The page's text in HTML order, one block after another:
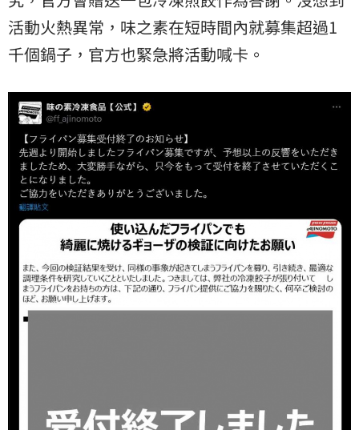
活動火熱異常，味之素在短時間內就募集超過1
千個鍋子，官方也緊急將活動喊卡。